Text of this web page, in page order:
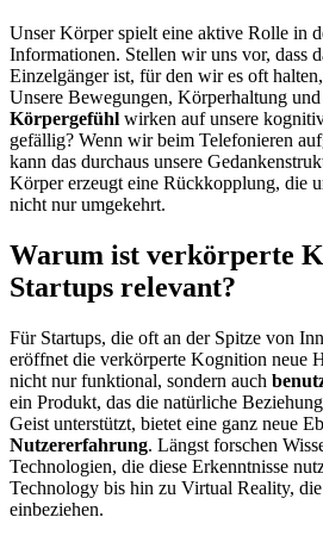
Unser Körper spielt eine aktive Rolle in
Informationen. Stellen wir uns vor, dass
Einzelgänger ist, für den wir es oft
Unsere Bewegungen, Körperhaltung und
Körpergefühl wirken auf unsere
gefällig? Wenn wir beim Telefonieren
kann das durchaus unsere
Körper erzeugt eine Rückkopplung, die
nicht nur umgekehrt.
Warum ist verkörperte
Startups relevant?
Für Startups, die oft an der Spitze von
eröffnet die verkörperte Kognition neue
nicht nur funktional, sondern auch
ein Produkt, das die natürliche
Geist unterstützt, bietet eine ganz neue
Nutzererfahrung. Längst forschen
Technologien, die diese Erkenntnisse
Technology bis hin zu Virtual Reality,
einbeziehen.